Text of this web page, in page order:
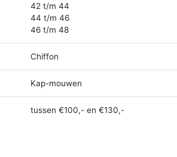
42 t/m 44
44 t/m 46
46 t/m 48
Chiffon
Kap-mouwen
tussen €100,- en €130,-